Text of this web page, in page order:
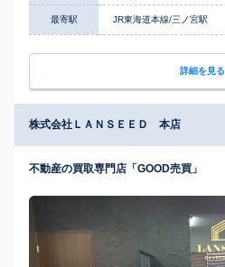
最寄駅 JR東海道本線/三ノ宮駅
詳細を見る
株式会社ＬＡＮＳＥＥＤ 本店
不動産の買取専門店「GOOD売買」